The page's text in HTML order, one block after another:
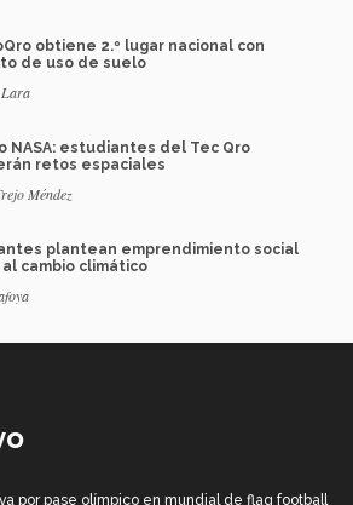
obtiene 2.º lugar nacional con
de uso de suelo
NASA: estudiantes del Tec Qro
retos espaciales
Méndez
plantean emprendimiento social
cambio climático
por pase olímpico en mundial de flag football